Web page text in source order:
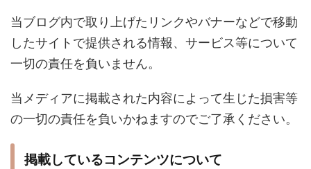
当ブログ内で取り上げたリンクやバナーなどで移動
したサイトで提供される情報、サービス等について
一切の責任を負いません。
当メディアに掲載された内容によって生じた損害等
の一切の責任を負いかねますのでご了承ください。
掲載しているコンテンツについて